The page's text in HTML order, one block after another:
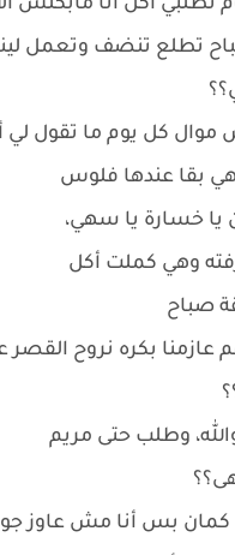
آكل أنا مابكلش
تطلع تنضف وتعمل
كل يوم ما تقول لي
بقا عندها فلوس
يا خسارة يا سهي،
وهي كملت أكل
صباح
عازمنا بكره نروح القصر
وطلب حتى مريم
بس أنا مش عاوز